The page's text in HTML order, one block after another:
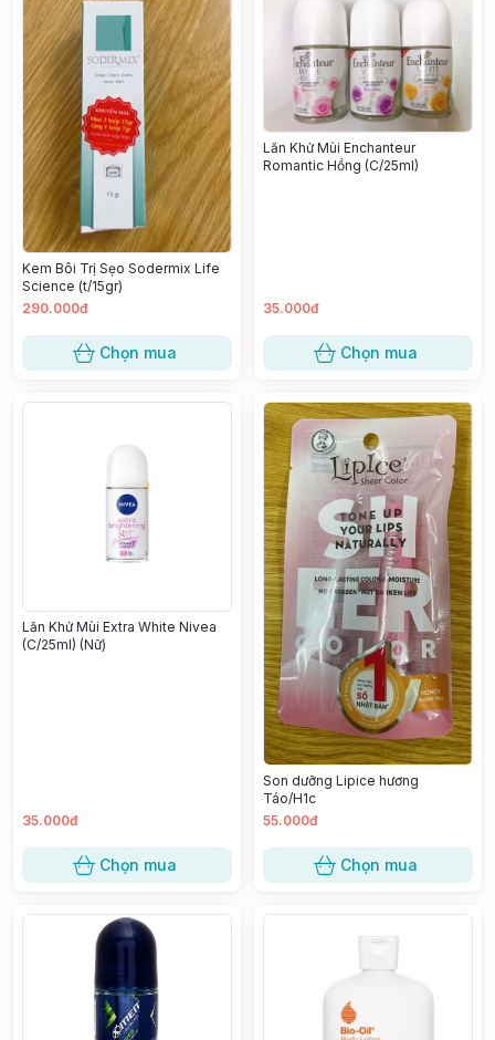
Kem Bôi Trị Sẹo Sodermix Life
Science (t/15gr)
290.000đ
Chọn mua
Lăn Khử Mùi Enchanteur
Romantic Hồng (C/25ml)
35.000đ
Chọn mua
Lăn Khử Mùi Extra White Nivea
(C/25ml) (Nữ)
35.000đ
Chọn mua
Son dưỡng Lipice hương
Táo/H1c
55.000đ
Chọn mua